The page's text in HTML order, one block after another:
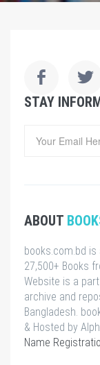
STAY
ABOUT
books.com.bd
27,500+ Books
Website is a
archive and
Bangladesh.
& Hosted by
Name